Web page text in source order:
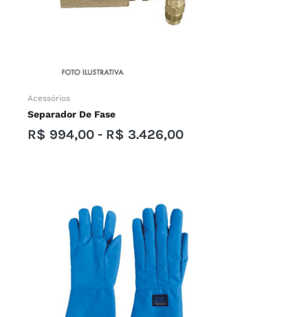
Acessórios
Separador De Fase
R$ 994,00 - R$ 3.426,00